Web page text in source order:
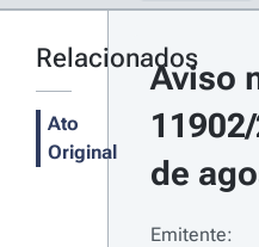
Relacionados
Ato
Original
Aviso
de
Emitente: